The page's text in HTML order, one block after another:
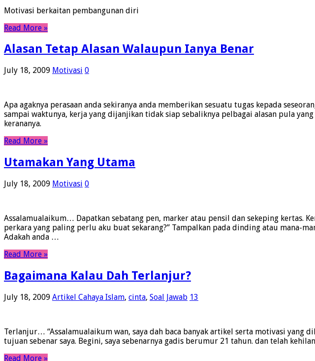
Motivasi berkaitan pembangunan diri
Read More »
Alasan Tetap Alasan Walaupun Ianya Benar
July 18, 2009 Motivasi 0
Apa agaknya perasaan anda sekiranya anda memberikan sesuatu tugas kepada
sampai waktunya, kerja yang dijanjikan tidak siap sebaliknya pelbagai alasan pula
kerananya.
Read More »
Utamakan Yang Utama
July 18, 2009 Motivasi 0
Assalamualaikum… Dapatkan sebatang pen, marker atau pensil dan sekeping kertas.
perkara yang paling perlu aku buat sekarang?” Tampalkan pada dinding atau mana-
Adakah anda …
Read More »
Bagaimana Kalau Dah Terlanjur?
July 18, 2009 Artikel Cahaya Islam, cinta, Soal Jawab 13
Terlanjur… “Assalamualaikum wan, saya dah baca banyak artikel serta motivasi yang
tujuan sebenar saya. Begini, saya sebenarnya gadis berumur 21 tahun. dan telah
Read More »